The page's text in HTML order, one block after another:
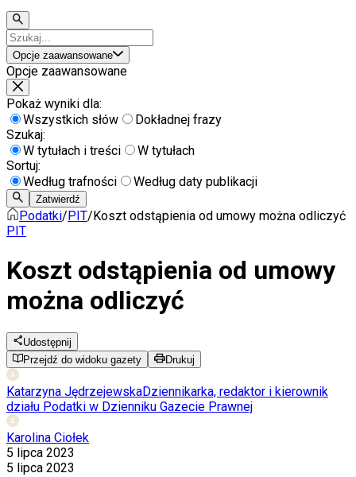
Opcje zaawansowane
Opcje zaawansowane
Pokaż wyniki dla:
Wszystkich słów
Dokładnej frazy
Szukaj:
W tytułach i treści
W tytułach
Sortuj:
Według trafności
Według daty publikacji
Zatwierdź
Podatki/PIT/Koszt odstąpienia od umowy można odliczyć
PIT
Koszt odstąpienia od umowy
można odliczyć
Udostępnij
Przejdź do widoku gazety
Drukuj
Katarzyna JędrzejewskaDziennikarka, redaktor i kierownik
działu Podatki w Dzienniku Gazecie Prawnej
Karolina Ciołek
5 lipca 2023
5 lipca 2023